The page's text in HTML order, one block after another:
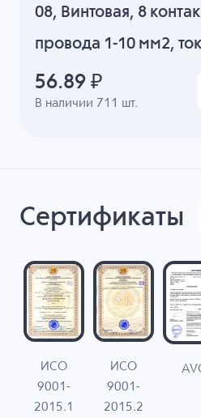
08, Винтовая, 8
провода 1-10 мм2,
В наличии 711 шт.
56.89 ₽
Сертификаты
ИСО
9001-
2015.1
ИСО
9001-
2015.2